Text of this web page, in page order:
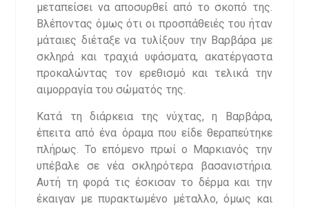
μεταπείσει να αποσυρθεί από το σκοπό της.
Βλέποντας όμως ότι οι προσπάθειές του ήταν
μάταιες διέταξε να τυλίξουν την Βαρβάρα με
σκληρά και τραχιά υφάσματα, ακατέργαστα
προκαλώντας τον ερεθισμό και τελικά την
αιμορραγία του σώματός της.
Κατά τη διάρκεια της νύχτας, η Βαρβάρα,
έπειτα από ένα όραμα που είδε θεραπεύτηκε
πλήρως. Το επόμενο πρωί ο Μαρκιανός την
υπέβαλε σε νέα σκληρότερα βασανιστήρια.
Αυτή τη φορά τις έσκισαν το δέρμα και την
έκαιγαν με πυρακτωμένο μέταλλο, όμως και